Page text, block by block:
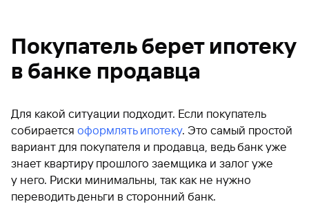
Покупатель берет ипотеку
в банке продавца
Для какой ситуации подходит. Если покупатель
собирается оформлять ипотеку. Это самый простой
вариант для покупателя и продавца, ведь банк уже
знает квартиру прошлого заемщика и залог уже
у него. Риски минимальны, так как не нужно
переводить деньги в сторонний банк.